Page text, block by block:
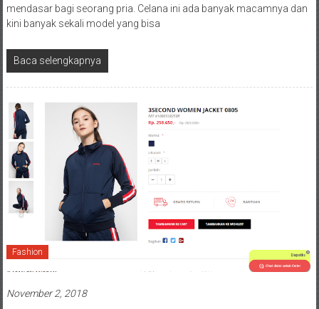
mendasar bagi seorang pria. Celana ini ada banyak macamnya dan
kini banyak sekali model yang bisa
Baca selengkapnya
Fashion
November 2, 2018